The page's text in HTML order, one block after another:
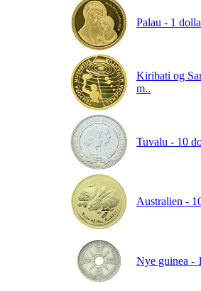
Palau - 1
Kiribati og
m..
Tuvalu - 10
Australien -
Nye guinea -